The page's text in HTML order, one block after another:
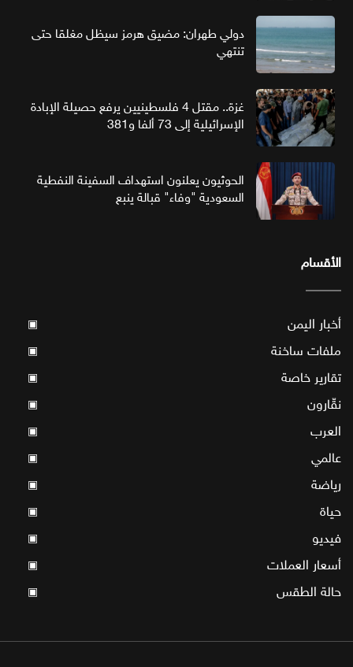
دولي طهران: مضيق هرمز سيظل مغلقا حتى
تنتهي
غزة.. مقتل 4 فلسطينيين يرفع حصيلة الإبادة
الإسرائيلية إلى 73 ألفا و381
الحوثيون يعلنون استهداف السفينة النفطية
السعودية "وفاء" قبالة ينبع
الأقسام
أخبار اليمن ▣
ملفات ساخنة ▣
تقارير خاصة ▣
نقّارون ▣
العرب ▣
عالمي ▣
رياضة ▣
حياة ▣
فيديو ▣
أسعار العملات ▣
حالة الطقس ▣